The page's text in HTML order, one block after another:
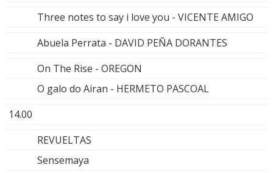
Three notes to say i love you - VICENTE AMIGO
Abuela Perrata - DAVID PEÑA DORANTES
On The Rise - OREGON
O galo do Airan - HERMETO PASCOAL
14.00
REVUELTAS
Sensemaya